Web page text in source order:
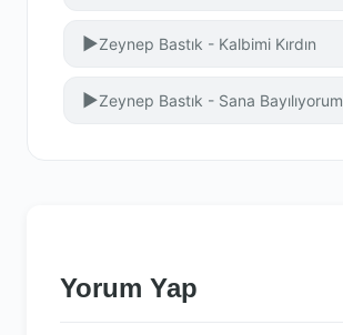
▶Zeynep Bastık - Kalbimi Kırdın
▶Zeynep Bastık - Sana Bayılıyorum
Yorum Yap